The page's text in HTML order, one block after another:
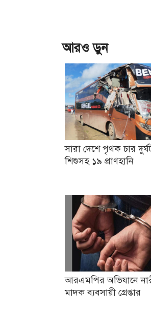
আরও ড়ুন
সারা দেশে পৃথক চার
শিশুসহ ১৯ প্রাণহানি
আরএমপির অভিযানে
মাদক ব্যবসায়ী গ্রেপ্তার